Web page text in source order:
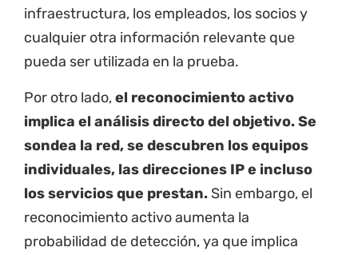
infraestructura, los empleados, los socios y
cualquier otra información relevante que
pueda ser utilizada en la prueba.
Por otro lado,el reconocimiento activo
implica el análisis directo del objetivo. Se
sondea la red, se descubren los equipos
individuales, las direcciones IP e incluso
los servicios que prestan. Sin embargo, el
reconocimiento activo aumenta la
probabilidad de detección, ya que implica